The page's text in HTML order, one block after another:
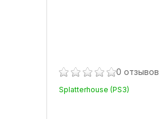
0 отзывов
Splatterhouse (PS3)